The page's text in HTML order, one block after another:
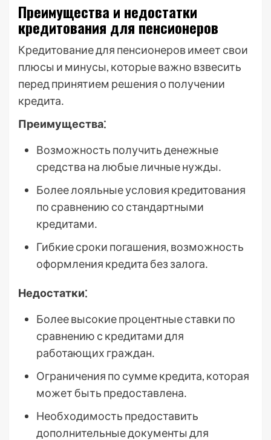
Преимущества и недостатки
кредитования для пенсионеров
Кредитование для пенсионеров имеет свои
плюсы и минусы, которые важно взвесить
перед принятием решения о получении
кредита․
Преимущества⁚
Возможность получить денежные
средства на любые личные нужды․
Более лояльные условия кредитования
по сравнению со стандартными
кредитами․
Гибкие сроки погашения, возможность
оформления кредита без залога․
Недостатки⁚
Более высокие процентные ставки по
сравнению с кредитами для
работающих граждан․
Ограничения по сумме кредита, которая
может быть предоставлена․
Необходимость предоставить
дополнительные документы для